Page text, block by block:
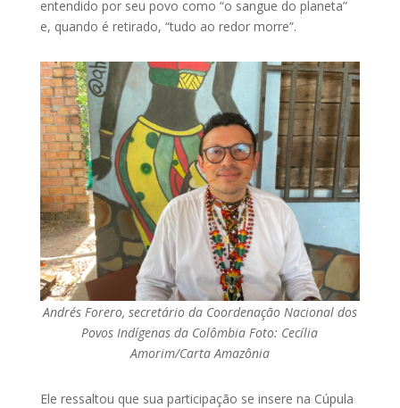
entendido por seu povo como “o sangue do planeta”
e, quando é retirado, “tudo ao redor morre”.
Andrés Forero, secretário da Coordenação Nacional dos
Povos Indígenas da Colômbia Foto: Cecília
Amorim/Carta Amazônia
Ele ressaltou que sua participação se insere na Cúpula